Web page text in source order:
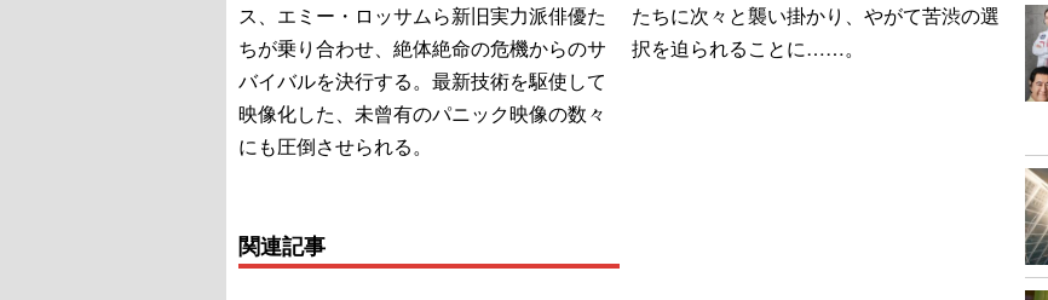
ス、エミー・ロッサムら新旧実力派俳優た
ちが乗り合わせ、絶体絶命の危機からのサ
バイバルを決行する。最新技術を駆使して
映像化した、未曾有のパニック映像の数々
にも圧倒させられる。
たちに次々と襲い掛かり、やがて苦渋の選
択を迫られることに……。
関連記事